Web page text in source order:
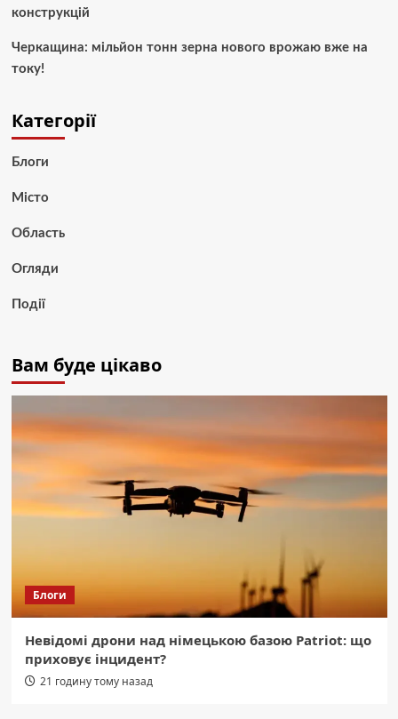
конструкцій
Черкащина: мільйон тонн зерна нового врожаю вже на
току!
Категорії
Блоги
Місто
Область
Огляди
Події
Вам буде цікаво
Блоги
Невідомі дрони над німецькою базою Patriot: що
приховує інцидент?
21 годину тому назад